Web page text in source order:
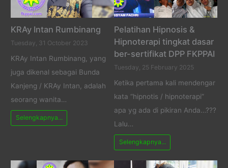
KRAy Intan Rumbinang
Tuesday, 31 October 2023
KRAy Intan Rumbinang, yang
juga dikenal sebagai Bunda
Kanjeng / KRAy Intan, adalah
seorang wanita…
Selengkapnya...
Pelatihan Hipnosis &
Hipnoterapi tingkat dasar
ber-sertifikat DPP FKPPAI
Tuesday, 25 February 2025
Ketika pertama kali mendengar
kata “hipnotis / hipnoterapi”
apa yg ada di pikiran Anda…???
Lalu…
Selengkapnya...